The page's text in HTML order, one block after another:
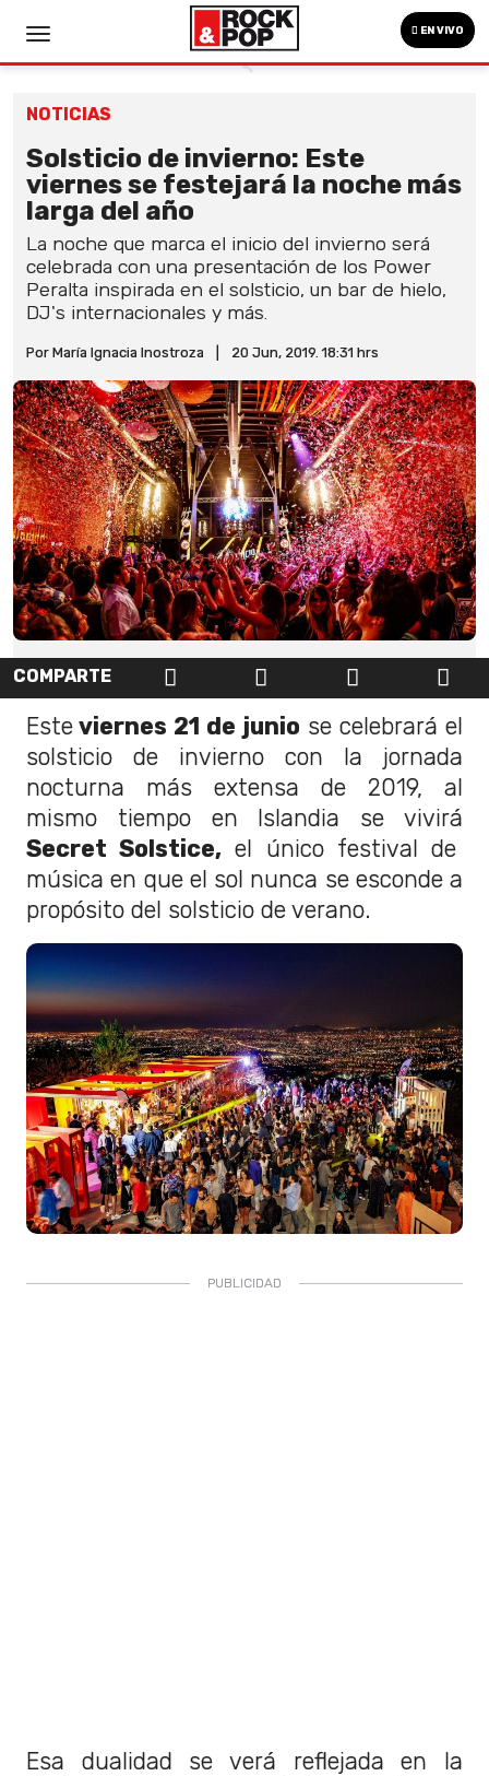
EN VIVO
NOTICIAS
Solsticio de invierno: Este
viernes se festejará la noche más
larga del año
La noche que marca el inicio del invierno será
celebrada con una presentación de los Power
Peralta inspirada en el solsticio, un bar de hielo,
DJ's internacionales y más.
Por María Ignacia Inostroza 20 Jun, 2019. 18:31 hrs
COMPARTE
Este viernes 21 de junio se celebrará el
solsticio de invierno con la jornada
nocturna más extensa de 2019, al
mismo tiempo en Islandia se vivirá
Secret Solstice, el único festival de
música en que el sol nunca se esconde a
propósito del solsticio de verano.
Esa dualidad se verá reflejada en la